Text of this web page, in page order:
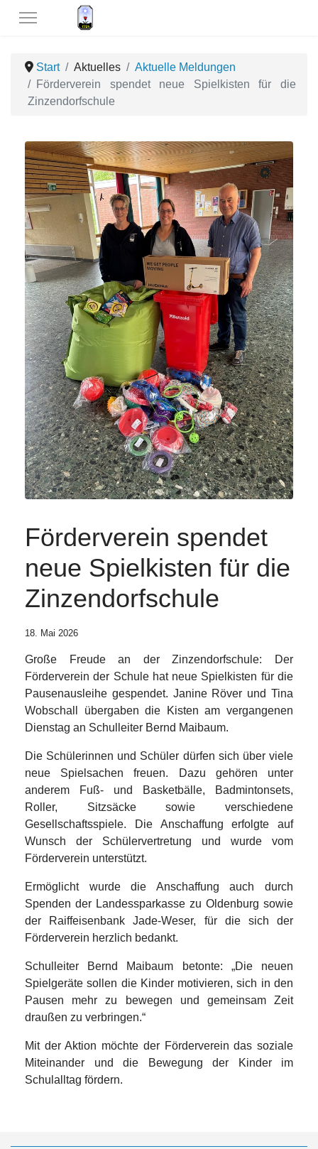
Start Aktuelles
Aktuelle Meldungen
Förderverein spendet neue Spielkisten für die
Zinzendorfschule
Förderverein spendet
neue Spielkisten für die
Zinzendorfschule
18. Mai 2026
Große Freude an der Zinzendorfschule: Der
Förderverein der Schule hat neue Spielkisten für die
Pausenausleihe gespendet. Janine Röver und Tina
Wobschall übergaben die Kisten am vergangenen
Dienstag an Schulleiter Bernd Maibaum.
Die Schülerinnen und Schüler dürfen sich über viele
neue Spielsachen freuen. Dazu gehören unter
anderem Fuß- und Basketbälle, Badmintonsets,
Roller, Sitzsäcke sowie verschiedene
Gesellschaftsspiele. Die Anschaffung erfolgte auf
Wunsch der Schülervertretung und wurde vom
Förderverein unterstützt.
Ermöglicht wurde die Anschaffung auch durch
Spenden der Landessparkasse zu Oldenburg sowie
der Raiffeisenbank Jade-Weser, für die sich der
Förderverein herzlich bedankt.
Schulleiter Bernd Maibaum betonte: „Die neuen
Spielgeräte sollen die Kinder motivieren, sich in den
Pausen mehr zu bewegen und gemeinsam Zeit
draußen zu verbringen.“
Mit der Aktion möchte der Förderverein das soziale
Miteinander und die Bewegung der Kinder im
Schulalltag fördern.